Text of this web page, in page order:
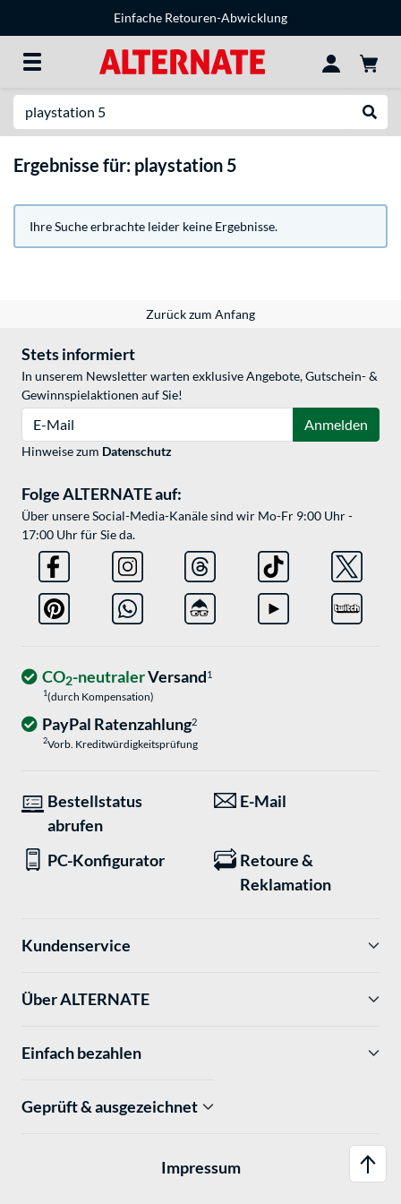
Einfache Retouren-Abwicklung
Ergebnisse für: playstation 5
Ihre Suche erbrachte leider keine Ergebnisse.
Zurück zum Anfang
Stets informiert
In unserem Newsletter warten exklusive Angebote, Gutschein- &
Gewinnspielaktionen auf Sie!
Anmelden
Hinweise zum Datenschutz
Folge ALTERNATE auf:
Über unsere Social-Media-Kanäle sind wir Mo-Fr 9:00 Uhr -
17:00 Uhr für Sie da.
CO2-neutralerVersand1
1(durch Kompensation)
PayPal Ratenzahlung2
2Vorb. Kreditwürdigkeitsprüfung
Bestellstatus
abrufen
E-Mail
PC-Konfigurator
Retoure &
Reklamation
Kundenservice
Über ALTERNATE
Einfach bezahlen
Geprüft & ausgezeichnet
Impressum